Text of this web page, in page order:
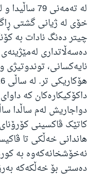
چیتر دەنگ نادات بە
دەسەڵاتداری
نایەکسانی،
داکۆکیکارەکان کە
کاتێک ڤاکسینی
هاندانی خەڵکی تا
نەخۆشخانەکەوە بە
دەستی بۆ خەڵکەکە